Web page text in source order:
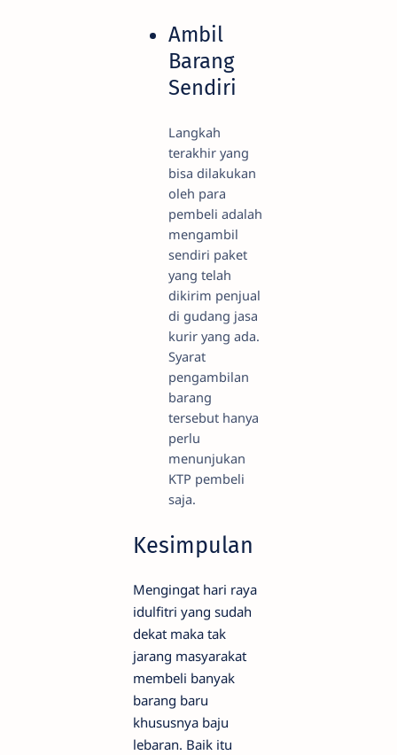
Ambil
Barang
Sendiri
Langkah
terakhir yang
bisa dilakukan
oleh para
pembeli adalah
mengambil
sendiri paket
yang telah
dikirim penjual
di gudang jasa
kurir yang ada.
Syarat
pengambilan
barang
tersebut hanya
perlu
menunjukan
KTP pembeli
saja.
Kesimpulan
Mengingat hari raya
idulfitri yang sudah
dekat maka tak
jarang masyarakat
membeli banyak
barang baru
khususnya baju
lebaran. Baik itu